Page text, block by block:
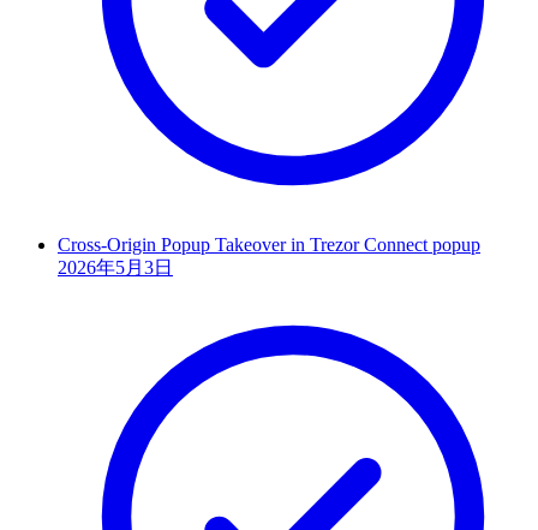
Cross-Origin Popup Takeover in Trezor Connect popup
2026年5月3日